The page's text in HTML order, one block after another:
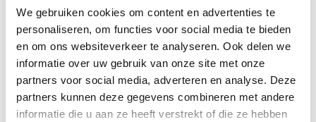
We gebruiken cookies om content en advertenties te
personaliseren, om functies voor social media te bieden
en om ons websiteverkeer te analyseren. Ook delen we
informatie over uw gebruik van onze site met onze
partners voor social media, adverteren en analyse. Deze
partners kunnen deze gegevens combineren met andere
informatie die u aan ze heeft verstrekt of die ze hebben
kwaliteitsnorm NEN-EN 1869 zijn gemaakt van twee
lagen geweven glasvezel, met daartussen een
vertragende film. Vroeger werden ze echter uit ander
materiaal gemaakt, waardoor ze niet aan NEN-EN 1869
eisen voldoen. De dekens van voor 1992 zijn dan ook niet
betrouwbaar. Bovendien zijn blusdekens niet eeuwig
houdbaar. Je kan het best elke vijf jaar vervangen. Zorg